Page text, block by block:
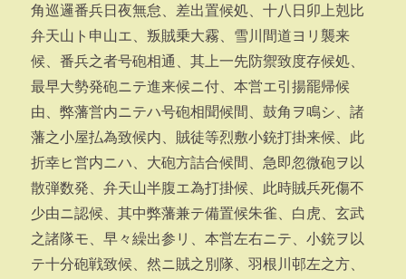
角巡邏番兵日夜無怠、差出置候処、十八日卯上剋比
弁天山ト申山エ、叛賊乗大霧、雪川間道ヨリ襲来
候、番兵之者号砲相通、其上一先防禦致度存候処、
最早大勢発砲ニテ進来候ニ付、本営エ引揚罷帰候
由、弊藩営内ニテハ号砲相聞候間、鼓角ヲ鳴シ、諸
藩之小屋払為致候内、賊徒等烈敷小銃打掛来候、此
折幸ヒ営内ニハ、大砲方詰合候間、急即忽微砲ヲ以
散弾数発、弁天山半腹エ為打掛候、此時賊兵死傷不
少由ニ認候、其中弊藩兼テ備置候朱雀、白虎、玄武
之諸隊モ、早々繰出参リ、本営左右ニテ、小銃ヲ以
テ十分砲戦致候、然ニ賊之別隊、羽根川邨左之方、